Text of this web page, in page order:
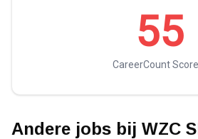
55
CareerCount
Andere jobs bij WZC